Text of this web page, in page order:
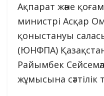
Ақпарат және
министрі Асқар
қоныстануы
(ЮНФПА)
Райымбек
жұмысына сәттілік